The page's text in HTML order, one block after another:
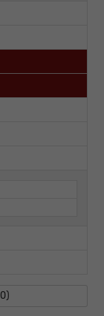
0)